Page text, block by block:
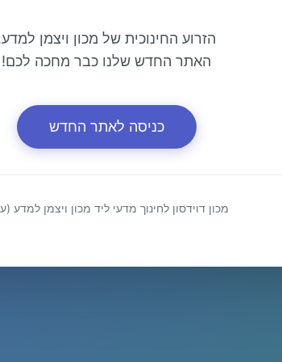
הזרוע החינוכית של מכון ויצמן
האתר החדש שלנו כבר מחכה לכם!
כניסה לאתר החדש
מכון דוידסון לחינוך מדעי ליד מכון ויצמן למדע